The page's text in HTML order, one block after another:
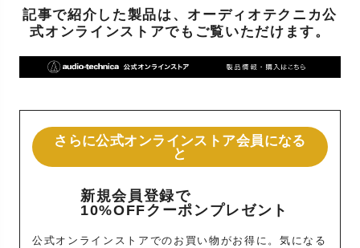
記事で紹介した製品は、オーディオテクニカ公
式オンラインストアでもご覧いただけます。
さらに公式オンラインストア会員になる
と
新規会員登録で
10%OFFクーポンプレゼント
公式オンラインストアでのお買い物がお得に。気になる